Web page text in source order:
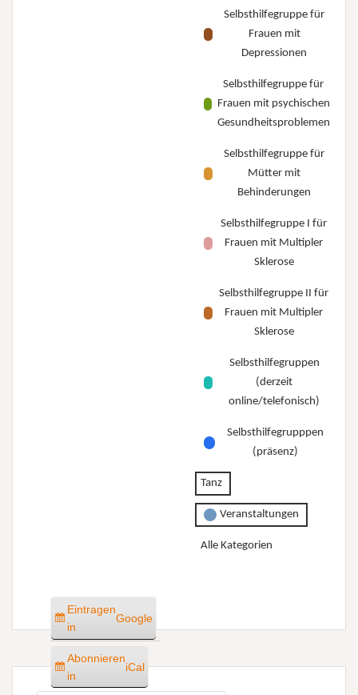
Selbsthilfegruppe für
Frauen mit
Depressionen
Selbsthilfegruppe für
Frauen mit psychischen
Gesundheitsproblemen
Selbsthilfegruppe für
Mütter mit
Behinderungen
Selbsthilfegruppe I für
Frauen mit Multipler
Sklerose
Selbsthilfegruppe II für
Frauen mit Multipler
Sklerose
Selbsthilfegruppen
(derzeit
online/telefonisch)
Selbsthilfegrupppen
(präsenz)
Tanz
Veranstaltungen
Alle Kategorien
Eintragen
in
Google
Abonnieren
in
iCal